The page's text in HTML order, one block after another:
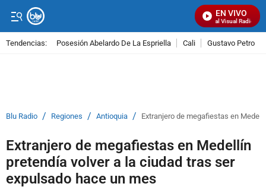
EN VIVO
Señal Visual Radio
Tendencias: Posesión Abelardo De La Espriella Cali Gustavo Petro
Blu Radio / Regiones / Antioquia / Extranjero de megafiestas en
Extranjero de megafiestas en Medellín
pretendía volver a la ciudad tras ser
expulsado hace un mes